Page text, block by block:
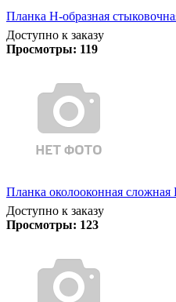
Планка Н-образная
Доступно к заказу
Просмотры: 119
Планка околооконная
Доступно к заказу
Просмотры: 123